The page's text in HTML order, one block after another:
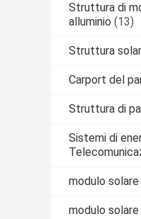
Struttura di
alluminio (13)
Struttura
Carport del
Struttura di
Sistemi di
modulo
modulo